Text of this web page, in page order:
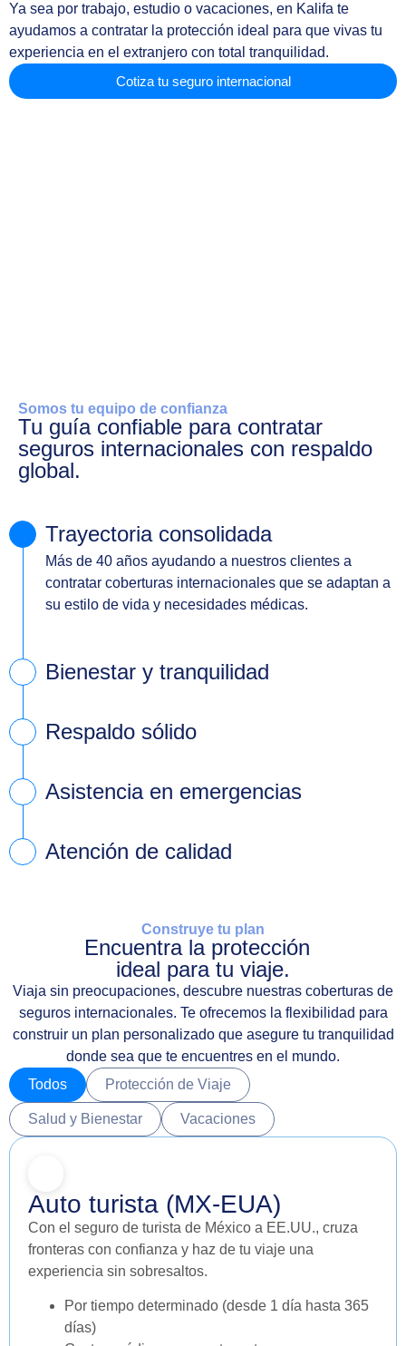
Ya sea por trabajo, estudio o vacaciones, en Kalifa te
ayudamos a contratar la protección ideal para que vivas tu
experiencia en el extranjero con total tranquilidad.
Cotiza tu seguro internacional
Somos tu equipo de confianza
Tu guía confiable para contratar
seguros internacionales con respaldo
global.
Trayectoria consolidada
Más de 40 años ayudando a nuestros clientes a
contratar coberturas internacionales que se adaptan a
su estilo de vida y necesidades médicas.
Bienestar y tranquilidad
Respaldo sólido
Asistencia en emergencias
Atención de calidad
Construye tu plan
Encuentra la protección
ideal para tu viaje.
Viaja sin preocupaciones, descubre nuestras coberturas de
seguros internacionales. Te ofrecemos la flexibilidad para
construir un plan personalizado que asegure tu tranquilidad
donde sea que te encuentres en el mundo.
Todos
Protección de Viaje
Salud y Bienestar Vacaciones
Auto turista (MX-EUA)
Con el seguro de turista de México a EE.UU., cruza
fronteras con confianza y haz de tu viaje una
experiencia sin sobresaltos.
Por tiempo determinado (desde 1 día hasta 365
días)